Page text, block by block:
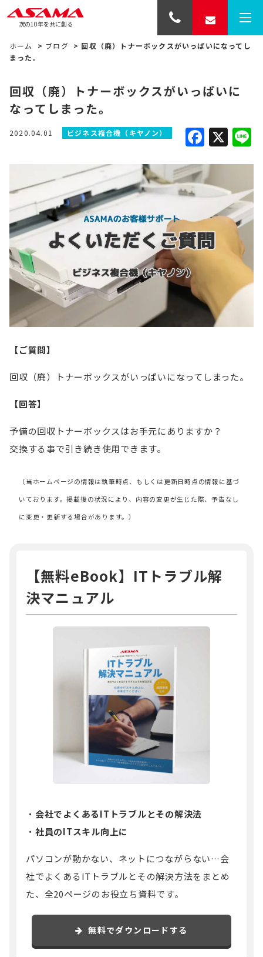
次の10年を共に創る
ホーム > ブログ > 回収（廃）トナーボックスがいっぱいになってし
まった。
回収（廃）トナーボックスがいっぱいに
なってしまった。
2020.04.01 ビジネス複合機（キヤノン） X
【ご質問】
回収（廃）トナーボックスがいっぱいになってしまった。
【回答】
予備の回収トナーボックスはお手元にありますか？
交換する事で引き続き使用できます。
（当ホームページの情報は執筆時点、もしくは更新日時点の情報に基づ
いております。掲載後の状況により、内容の変更が生じた際、予告なし
に変更・更新する場合があります。）
【無料eBook】ITトラブル解
決マニュアル
会社でよくあるITトラブルとその解決法
社員のITスキル向上に
パソコンが動かない、ネットにつながらない…会
社でよくあるITトラブルとその解決方法をまとめ
た、全20ページのお役立ち資料です。
無料でダウンロードする